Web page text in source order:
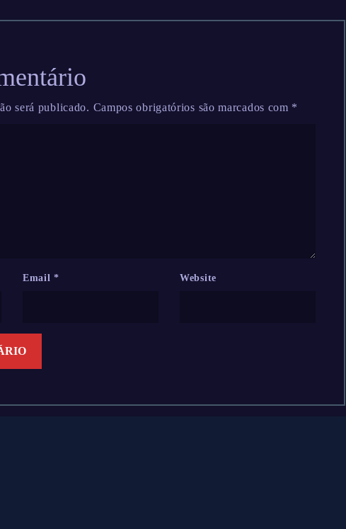
será publicado. Campos obrigatórios são marcados com *
Email* Website